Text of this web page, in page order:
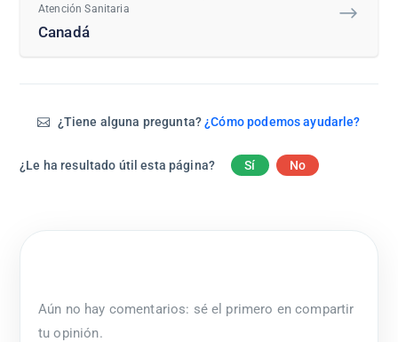
Atención Sanitaria
Canadá
¿Tiene alguna pregunta?¿Cómo podemos ayudarle?
¿Le ha resultado útil esta página? Sí No
Aún no hay comentarios: sé el primero en compartir
tu opinión.